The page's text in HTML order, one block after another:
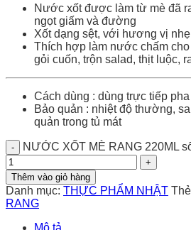
Nước xốt được làm từ mè đã
ngọt giấm và đường
Xốt dạng sệt, với hương vị
Thích hợp làm nước chấm
gỏi cuốn, trộn salad, thịt luộc,
Cách dùng : dùng trực tiếp
Bảo quản : nhiệt độ thường,
quản trong tủ mát
NƯỚC XỐT MÈ RANG 220ML
Thêm vào giỏ hàng
Danh mục: THỰC PHẨM NHẬT
RANG
Mô tả